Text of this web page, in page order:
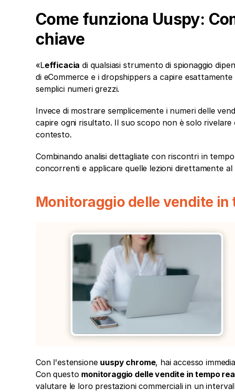
Come funziona Uuspy:
chiave
«Lefficacia di qualsiasi strumento di spionaggio
di eCommerce e i dropshippers a capire
semplici numeri grezzi.
Invece di mostrare semplicemente i numeri delle
capire ogni risultato. Il suo scopo non è solo
contesto.
Combinando analisi dettagliate con riscontri in
concorrenti e applicare quelle lezioni direttamente
Monitoraggio delle vendite in
Con l'estensione uuspy chrome, hai accesso
Con questo monitoraggio delle vendite in tempo
valutare le loro prestazioni commerciali in un